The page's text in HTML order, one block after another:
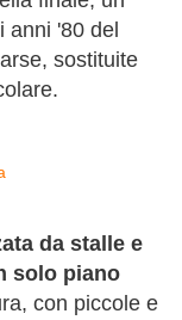
'80 del
sostituite
da stalle e
solo piano
con piccole e